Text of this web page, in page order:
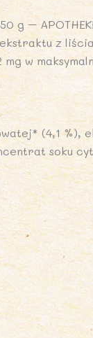
g –
z
w
(4,1 %),
soku